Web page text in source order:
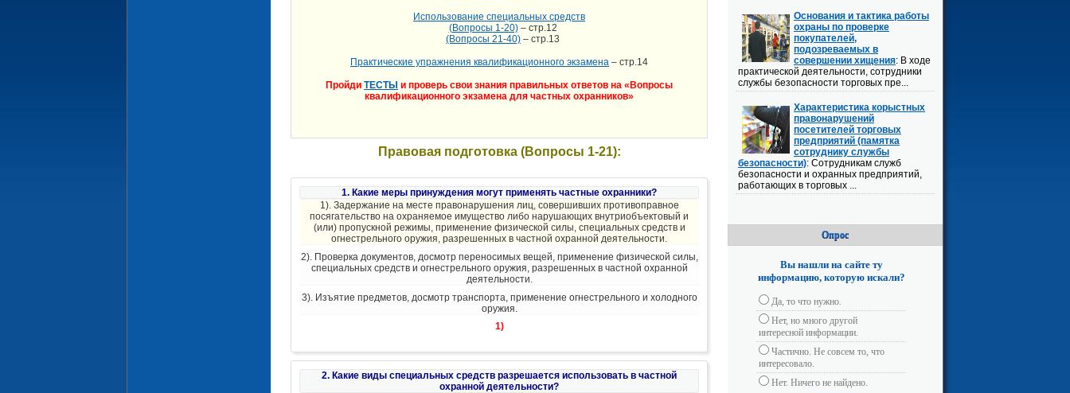
Использование специальных средств
(Вопросы 1-20)– стр.12
(Вопросы 21-40) – стр.13
Практические упражнения квалификационного экзамена – стр.14
Пройди ТЕСТЫ и проверь свои знания правильных ответов на «Вопросы
квалификационного экзамена для частных охранников»
Правовая подготовка (Вопросы 1-21):
1. Какие меры принуждения могут применять частные охранники?
1). Задержание на месте правонарушения лиц, совершивших противоправное
посягательство на охраняемое имущество либо нарушающих внутриобъектовый и
(или) пропускной режимы, применение физической силы, специальных средств и
огнестрельного оружия, разрешенных в частной охранной деятельности.
2). Проверка документов, досмотр переносимых вещей, применение физической силы,
специальных средств и огнестрельного оружия, разрешенных в частной охранной
деятельности.
3). Изъятие предметов, досмотр транспорта, применение огнестрельного и холодного
оружия.
1)
2. Какие виды специальных средств разрешается использовать в частной
охранной деятельности?
Основания и тактика работы
охраны по проверке
покупателей,
подозреваемых в
совершении хищения: В ходе
практической деятельности, сотрудники
службы безопасности торговых пре...
Характеристика корыстных
правонарушений
посетителей торговых
предприятий (памятка
сотруднику службы
безопасности): Сотрудникам служб
безопасности и охранных предприятий,
работающих в торговых ...
Опрос
Вы нашли на сайте ту
информацию, которую искали?
Да, то что нужно.
Нет, но много другой
интересной информации.
Частично. Не совсем то, что
интересовало.
Нет. Ничего не найдено.